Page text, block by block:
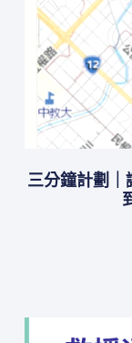
三分鐘計劃